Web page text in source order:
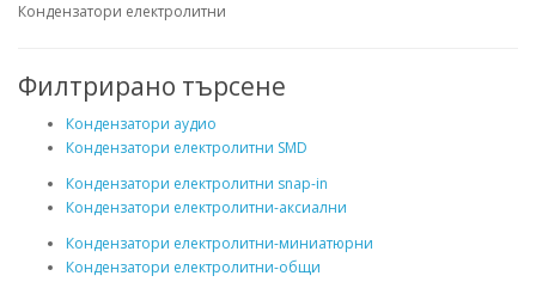
Кондензатори електролитни
Филтрирано търсене
Кондензатори аудио
Кондензатори електролитни SMD
Кондензатори електролитни snap-in
Кондензатори електролитни-аксиални
Кондензатори електролитни-миниатюрни
Кондензатори електролитни-общи